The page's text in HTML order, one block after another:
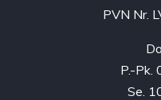
PVN Nr.
P.-Pk.
Se.